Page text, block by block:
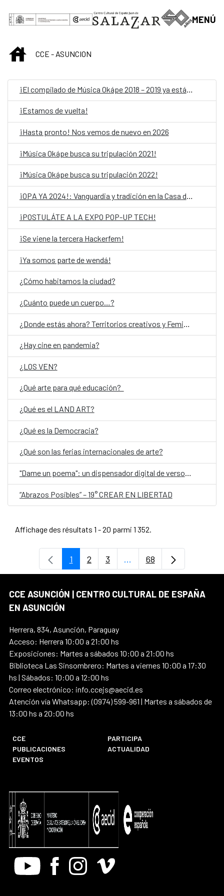
Saut au contenu principal
MENÚ
INICIOCCE - ASUNCION
¡Estamos de vuelta!
¡Hasta pronto! Nos vemos de nuevo en 2026
¡Música Okápe busca su tripulación 2021!
¡Música Okápe busca su tripulación 2022!
¡OPA YA 2024!: Vanguardia y tradición en la Casa del Bicentenario de las Artes Visuales
¡POSTULÁTE A LA EXPO POP-UP TECH!
¡Se viene la tercera Hackerfem!
¡Ya somos parte de wendá!
¿Cómo habitamos la ciudad?
¿Cuánto puede un cuerpo…?
¿Hay cine en pandemia?
¿LOS VEN?
¿Qué arte para qué educación?
¿Qué es el LAND ART?
¿Qué es la Democracia?
¿Qué son las ferias internacionales de arte?
"Dame un poema": un dispensador digital de versos, en el Día Mundial de la Poesía
“Abrazos Posibles” – 19° CREAR EN LIBERTAD
Affichage des résultats 1 - 20 parmi 1 352.
Page
1 Page
2 Page
3 ...Pages intermédiaires
Page
68
CCE ASUNCIÓN | CENTRO CULTURAL DE ESPAÑA
EN ASUNCIÓN
Herrera, 834, Asunción, Paraguay
Acceso: Herrera 10:00 a 21:00 hs
Exposiciones: Martes a sábados 10:00 a 21:00 hs
Biblioteca Las Sinsombrero: Martes a viernes 10:00 a 17:30
hs | Sábados: 10:00 a 12:00 hs
Correo electrónico: info.ccejs@aecid.es
Atención vía Whatsapp: (0974) 599-961 | Martes a sábados de
13:00 hs a 20:00 hs
CCE
PARTICIPA
PUBLICACIONES
ACTUALIDAD
EVENTOS
Youtube FacebookInstagram
Vimeo